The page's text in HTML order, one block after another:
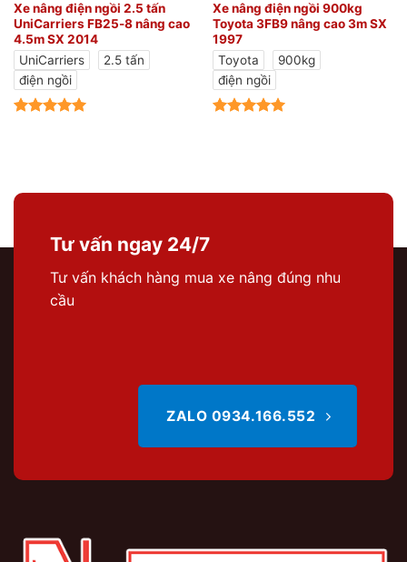
Xe nâng điện ngồi 2.5 tấn
UniCarriers FB25-8 nâng cao
4.5m SX 2014
UniCarriers
2.5 tấn
điện ngồi
Xe nâng điện ngồi 900kg
Toyota 3FB9 nâng cao 3m SX
1997
Toyota
900kg
điện ngồi
Tư vấn ngay 24/7
Tư vấn khách hàng mua xe nâng đúng nhu
cầu
ZALO 0934.166.552